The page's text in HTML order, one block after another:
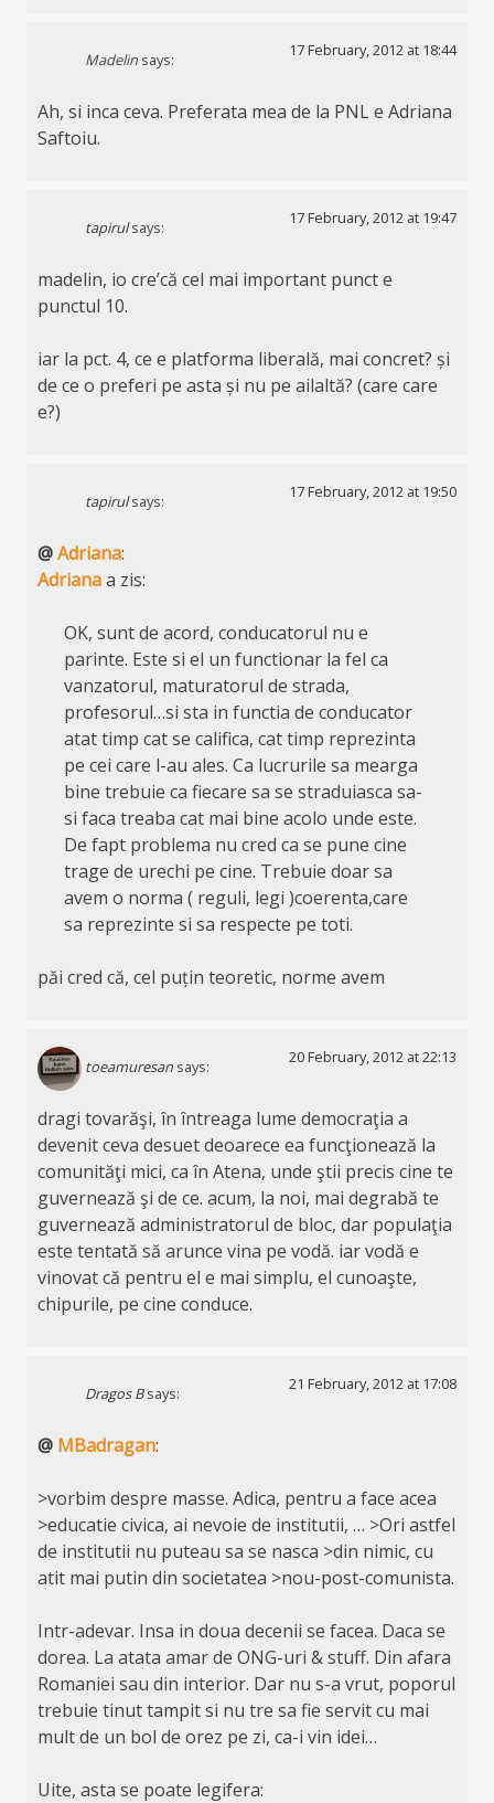
Madelin says:
17 February, 2012 at 18:44
Ah, si inca ceva. Preferata mea de la PNL e Adriana
Saftoiu.
tapirul says:
17 February, 2012 at 19:47
madelin, io cre’că cel mai important punct e
punctul 10.
iar la pct. 4, ce e platforma liberală, mai concret? și
de ce o preferi pe asta și nu pe ailaltă? (care care
e?)
tapirul says:
17 February, 2012 at 19:50
@Adriana:
Adrianaa zis:
OK, sunt de acord, conducatorul nu e
parinte. Este si el un functionar la fel ca
vanzatorul, maturatorul de strada,
profesorul…si sta in functia de conducator
atat timp cat se califica, cat timp reprezinta
pe cei care l-au ales. Ca lucrurile sa mearga
bine trebuie ca fiecare sa se straduiasca sa-
si faca treaba cat mai bine acolo unde este.
De fapt problema nu cred ca se pune cine
trage de urechi pe cine. Trebuie doar sa
avem o norma ( reguli, legi )coerenta,care
sa reprezinte si sa respecte pe toti.
păi cred că, cel puțin teoretic, norme avem
toeamuresan says:
20 February, 2012 at 22:13
dragi tovarăşi, în întreaga lume democraţia a
devenit ceva desuet deoarece ea funcţionează la
comunităţi mici, ca în Atena, unde ştii precis cine te
guvernează şi de ce. acum, la noi, mai degrabă te
guvernează administratorul de bloc, dar populaţia
este tentată să arunce vina pe vodă. iar vodă e
vinovat că pentru el e mai simplu, el cunoaşte,
chipurile, pe cine conduce.
Dragos B says:
21 February, 2012 at 17:08
@ MBadragan:
>vorbim despre masse. Adica, pentru a face acea
>educatie civica, ai nevoie de institutii, … >Ori astfel
de institutii nu puteau sa se nasca >din nimic, cu
atit mai putin din societatea >nou-post-comunista.
Intr-adevar. Insa in doua decenii se facea. Daca se
dorea. La atata amar de ONG-uri & stuff. Din afara
Romaniei sau din interior. Dar nu s-a vrut, poporul
trebuie tinut tampit si nu tre sa fie servit cu mai
mult de un bol de orez pe zi, ca-i vin idei…
Uite, asta se poate legifera: